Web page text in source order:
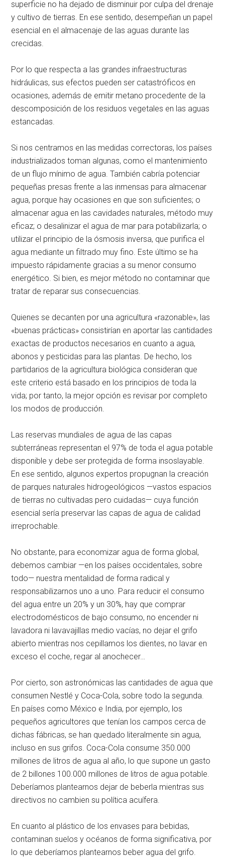
superficie no ha dejado de disminuir por culpa del drenaje
y cultivo de tierras. En ese sentido, desempeñan un papel
esencial en el almacenaje de las aguas durante las
crecidas.
Por lo que respecta a las grandes infraestructuras
hidráulicas, sus efectos pueden ser catastróficos en
ocasiones, además de emitir metano procedente de la
descomposición de los residuos vegetales en las aguas
estancadas.
Si nos centramos en las medidas correctoras, los países
industrializados toman algunas, como el mantenimiento
de un flujo mínimo de agua. También cabría potenciar
pequeñas presas frente a las inmensas para almacenar
agua, porque hay ocasiones en que son suficientes; o
almacenar agua en las cavidades naturales, método muy
eficaz; o desalinizar el agua de mar para potabilizarla; o
utilizar el principio de la ósmosis inversa, que purifica el
agua mediante un filtrado muy fino. Este último se ha
impuesto rápidamente gracias a su menor consumo
energético. Si bien, es mejor método no contaminar que
tratar de reparar sus consecuencias.
Quienes se decanten por una agricultura «razonable», las
«buenas prácticas» consistirían en aportar las cantidades
exactas de productos necesarios en cuanto a agua,
abonos y pesticidas para las plantas. De hecho, los
partidarios de la agricultura biológica consideran que
este criterio está basado en los principios de toda la
vida; por tanto, la mejor opción es revisar por completo
los modos de producción.
Las reservas mundiales de agua de las capas
subterráneas representan el 97% de toda el agua potable
disponible y debe ser protegida de forma insoslayable.
En ese sentido, algunos expertos propugnan la creación
de parques naturales hidrogeológicos —vastos espacios
de tierras no cultivadas pero cuidadas— cuya función
esencial sería preservar las capas de agua de calidad
irreprochable.
No obstante, para economizar agua de forma global,
debemos cambiar —en los países occidentales, sobre
todo— nuestra mentalidad de forma radical y
responsabilizarnos uno a uno. Para reducir el consumo
del agua entre un 20% y un 30%, hay que comprar
electrodomésticos de bajo consumo, no encender ni
lavadora ni lavavajillas medio vacías, no dejar el grifo
abierto mientras nos cepillamos los dientes, no lavar en
exceso el coche, regar al anochecer…
Por cierto, son astronómicas las cantidades de agua que
consumen Nestlé y Coca-Cola, sobre todo la segunda.
En países como México e India, por ejemplo, los
pequeños agricultores que tenían los campos cerca de
dichas fábricas, se han quedado literalmente sin agua,
incluso en sus grifos. Coca-Cola consume 350.000
millones de litros de agua al año, lo que supone un gasto
de 2 billones 100.000 millones de litros de agua potable.
Deberíamos plantearnos dejar de beberla mientras sus
directivos no cambien su política acuífera.
En cuanto al plástico de los envases para bebidas,
contaminan suelos y océanos de forma significativa, por
lo que deberíamos plantearnos beber agua del grifo.